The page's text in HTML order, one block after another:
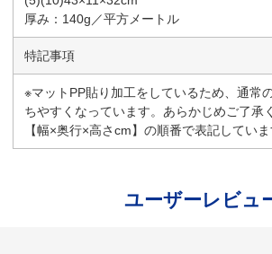
厚み：140g／平方メートル
特記事項
※マットPP貼り加工をしているため、通常
ちやすくなっています。あらかじめご了承
【幅×奥行×高さcm】の順番で表記していま
ユーザーレビュ